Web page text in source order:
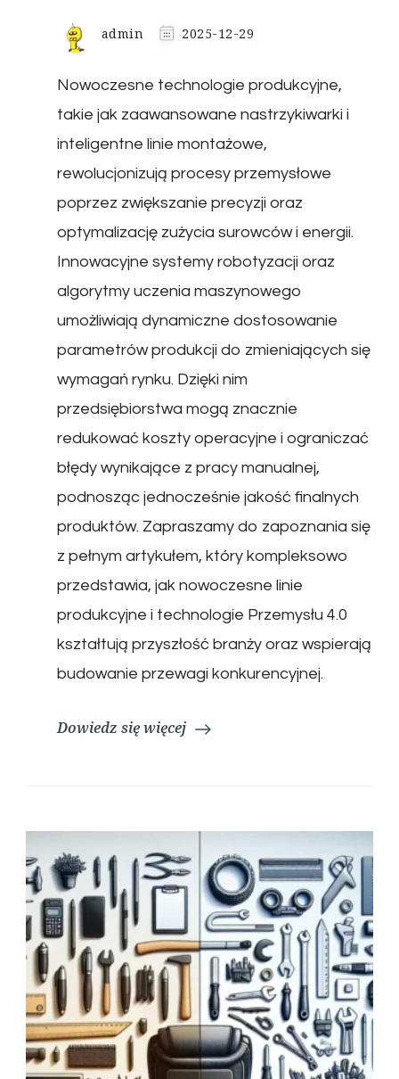
admin 2025-12-29
Nowoczesne technologie produkcyjne,
takie jak zaawansowane nastrzykiwarki i
inteligentne linie montażowe,
rewolucjonizują procesy przemysłowe
poprzez zwiększanie precyzji oraz
optymalizację zużycia surowców i energii.
Innowacyjne systemy robotyzacji oraz
algorytmy uczenia maszynowego
umożliwiają dynamiczne dostosowanie
parametrów produkcji do zmieniających się
wymagań rynku. Dzięki nim
przedsiębiorstwa mogą znacznie
redukować koszty operacyjne i ograniczać
błędy wynikające z pracy manualnej,
podnosząc jednocześnie jakość finalnych
produktów. Zapraszamy do zapoznania się
z pełnym artykułem, który kompleksowo
przedstawia, jak nowoczesne linie
produkcyjne i technologie Przemysłu 4.0
kształtują przyszłość branży oraz wspierają
budowanie przewagi konkurencyjnej.
Dowiedz się więcej